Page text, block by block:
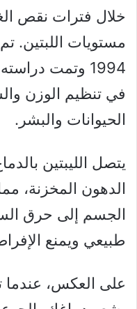
خلال فترات نقص
مستويات اللبتين.
1994 وتمت
في تنظيم الوزن
الحيوانات والبشر.
يتصل الليبتين
الدهون المخزنة،
الجسم إلى حرق
طبيعي ويمنع
على العكس،